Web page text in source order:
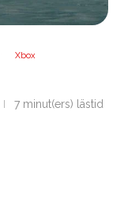
Xbox
7 minut(ers) lästid